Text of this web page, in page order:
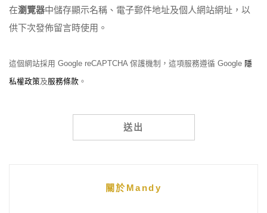
在瀏覽器中儲存顯示名稱、電子郵件地址及個人網站網址，以
供下次發佈留言時使用。
這個網站採用 Google reCAPTCHA 保護機制，這項服務遵循 Google 隱
私權政策及服務條款 。
關於Mandy